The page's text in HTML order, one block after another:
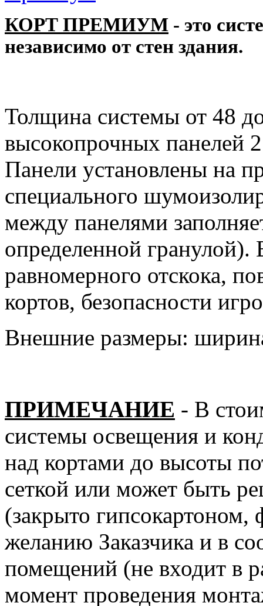
КОРТ ПРЕМИУМ - это
независимо от стен здания.
Толщина системы от 48
высокопрочных панелей
Панели установлены на
специального
между панелями
определенной гранулой).
равномерного отскока,
кортов, безопасности
Внешние размеры:
ПРИМЕЧАНИЕ - В
системы освещения и
над кортами до высоты
сеткой или может быть
(закрыто гипсокартоном,
желанию Заказчика и в
помещений (не входит в
момент проведения